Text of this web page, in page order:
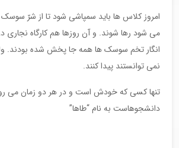
امروز کلاس ها باید سمپاشی شود تا از شرّ سوسک
می شود رها شوند. و آن روزها هم کارگاه نجاری
انگار تخم سوسک ها همه جا پخش شده بودند.
نمی توانستند پیدا کنند.
تنها کسی که خودش است و در هر دو زمان می
دانشجوهاست به نام “طاها”